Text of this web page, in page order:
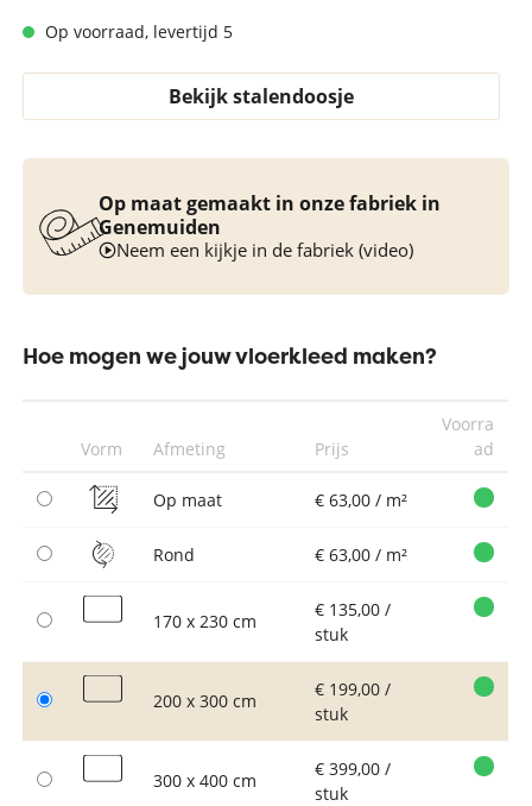
Op voorraad, levertijd 5
Bekijk stalendoosje
Op maat gemaakt in onze fabriek in
Genemuiden
Neem een kijkje in de fabriek (video)
Hoe mogen we jouw vloerkleed maken?
Vorm Afmeting Prijs
Voorra
ad
Op maat € 63,00 / m²
Rond € 63,00 / m²
170 x 230 cm
€ 135,00 /
stuk
200 x 300 cm
€ 199,00 /
stuk
300 x 400 cm
€ 399,00 /
stuk